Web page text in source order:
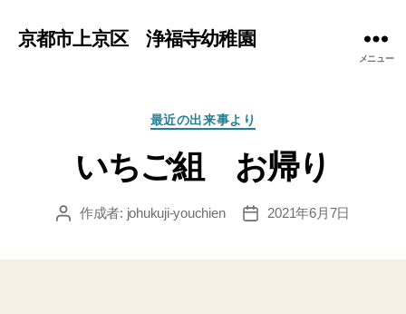
京都市上京区 浄福寺幼稚園
メニュー
カ
リ
最近の出来事より
いちご組 お帰り
投 作成者: johukuji-youchien
投
2021年6月7日